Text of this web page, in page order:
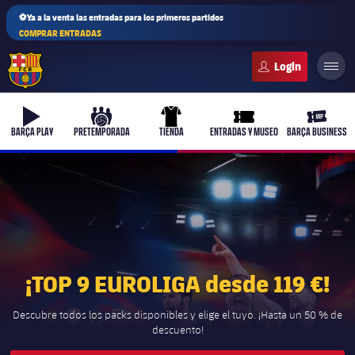
⚽Ya a la venta las entradas para los primeros partidos
COMPRAR ENTRADAS
b-play
BARÇA PLAY
culers-ball
PRETEMPORADA
uniform
TIENDA
ticket-full
ENTRADAS Y MUSEO
ticket-
BARÇA BUSINESS
PLUSICON
MÁS
Primer equipo
Femenino
plusicon
más
¡TOP 9 EUROLIGA desde 119 €!
Descubre todos los packs disponibles y elige el tuyo. ¡Hasta un 50 % de
descuento!